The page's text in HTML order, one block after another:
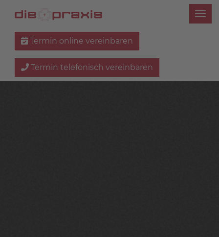
Termin online vereinbaren
Termin telefonisch vereinbaren